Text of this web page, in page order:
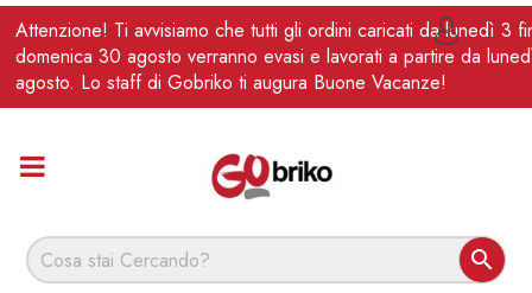
Attenzione! Ti avvisiamo che tutti gli ordini caricati da lunedì 3
domenica 30 agosto verranno evasi e lavorati a partire da
agosto. Lo staff di Gobriko ti augura Buone Vacanze!

IT 